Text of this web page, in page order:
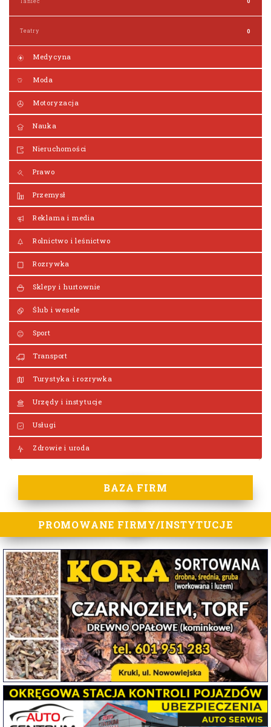
Teatry 0
Medycyna
Moda
Motoryzacja
Nauka
Nieruchomości
Prawo
Przemysł
Reklama i media
Rolnictwo i leśnictwo
Rozrywka
Sklepy i hurtownie
Ślub i wesele
Sport
Transport
Turystyka i rozrywka
Urzędy i instytucje
Usługi
Zdrowie i uroda
BAZA FIRM
PROMOWANE FIRMY/INSTYTUCJE